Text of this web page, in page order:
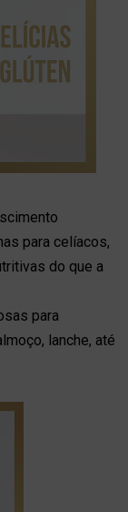
para celíacos,
do que a
para
lanche, até